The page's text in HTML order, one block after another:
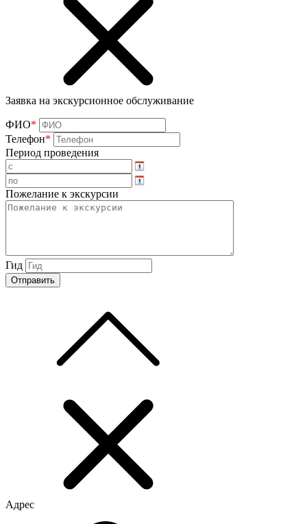
Заявка на экскурсионное обслуживание
ФИО*
Телефон*
Период проведения
Пожелание к экскурсии
Гид
Адрес